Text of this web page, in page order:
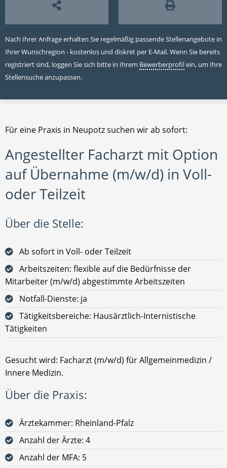
Nach Ihrer Anfrage erhalten Sie regelmäßig passende Stellenangebote in
Ihrer Wunschregion - kostenlos und diskret per E-Mail. Wenn Sie bereits
registriert sind, loggen Sie sich bitte in Ihrem Bewerberprofilein, um Ihre
Stellensuche anzupassen.
Für eine Praxis in Neupotz suchen wir ab sofort:
Angestellter Facharzt mit Option
auf Übernahme (m/w/d) in Voll-
oder Teilzeit
Über die Stelle:
Ab sofort in Voll- oder Teilzeit
Arbeitszeiten: flexible auf die Bedürfnisse der
Mitarbeiter (m/w/d) abgestimmte Arbeitszeiten
Notfall-Dienste: ja
Tätigkeitsbereiche: Hausärztlich-Internistische
Tätigkeiten
Gesucht wird: Facharzt (m/w/d) für Allgemeinmedizin /
Innere Medizin.
Über die Praxis:
Ärztekammer: Rheinland-Pfalz
Anzahl der Ärzte: 4
Anzahl der MFA: 5